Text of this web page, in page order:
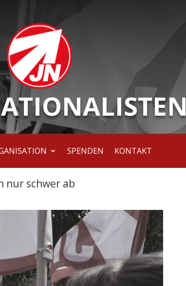
SPENDEN KONTAKT
nur schwer ab